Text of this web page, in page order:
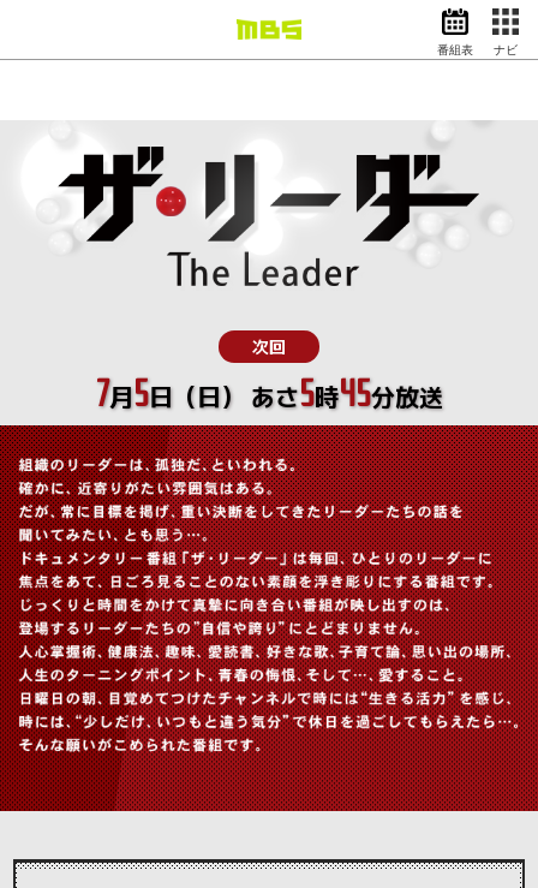
ドラマ
アニメ
スポーツ
EN 検索 番組表
番組表 ナビ
次回
7月5日（日） あさ5時45分放送